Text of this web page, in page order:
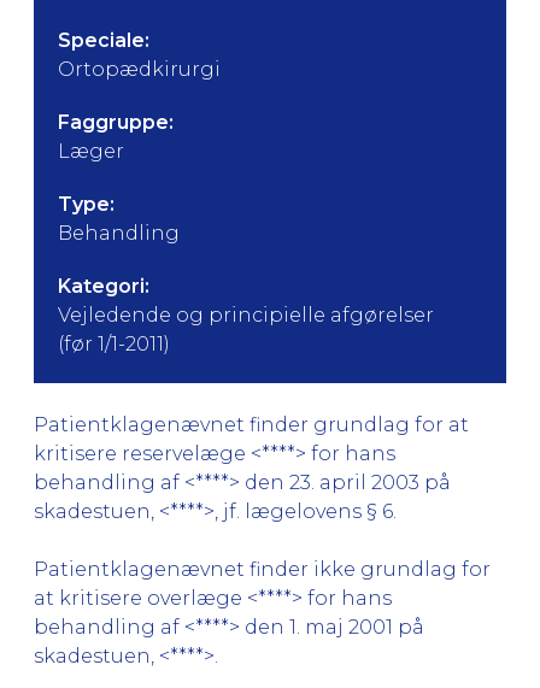
Speciale:
Ortopædkirurgi
Faggruppe:
Læger
Type:
Behandling
Kategori:
Vejledende og principielle afgørelser
(før 1/1-2011)
Patientklagenævnet finder grundlag for at
kritisere reservelæge <****> for hans
behandling af <****> den 23. april 2003 på
skadestuen, <****>, jf. lægelovens § 6.
Patientklagenævnet finder ikke grundlag for
at kritisere overlæge <****> for hans
behandling af <****> den 1. maj 2001 på
skadestuen, <****>.